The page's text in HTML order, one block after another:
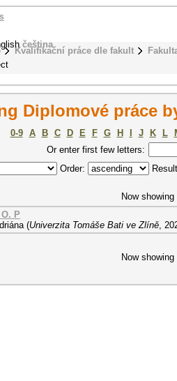
Kvalifikační práce dle fakult
čeština
Diplomové práce
0-9 A B C D E F G H J K L
Or enter first few letters:
Order:
Now
P
(Univerzita Tomáše Bati ve Zlíně,
Now